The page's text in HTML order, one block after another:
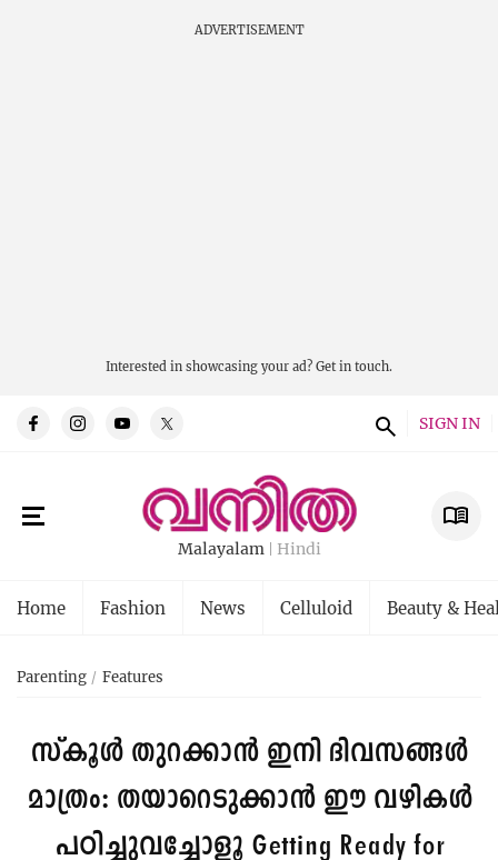
ADVERTISEMENT
Interested in showcasing your ad? Get in touch.
SIGN IN
Malayalam Hindi
Home Fashion News Celluloid Beauty &
Parenting Features
സ്കൂൾ തുറക്കാൻ ഇനി ദിവസങ്ങൾ
മാത്രം: തയാറെടുക്കാൻ ഈ വഴികൾ
പഠിച്ചുവച്ചോളൂ Getting Ready for